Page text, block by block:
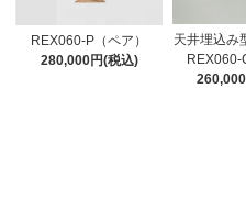
REX060-P（ペア）
280,000円(税込)
天井埋込み
REX060-